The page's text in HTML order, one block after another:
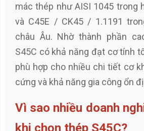
mác thép như AISI 1045 trong
và C45E / CK45 / 1.1191
châu Âu. Nhờ thành phần
S45C có khả năng đạt cơ tính
phù hợp cho nhiều chi tiết cơ
cứng và khả năng gia công ổn
Vì sao nhiều doanh
khi chọn thép S45C?